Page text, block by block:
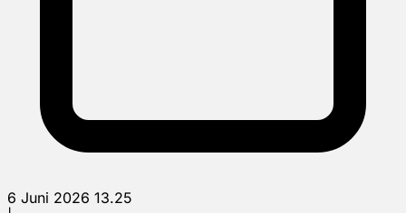
6 Juni 2026 13.25